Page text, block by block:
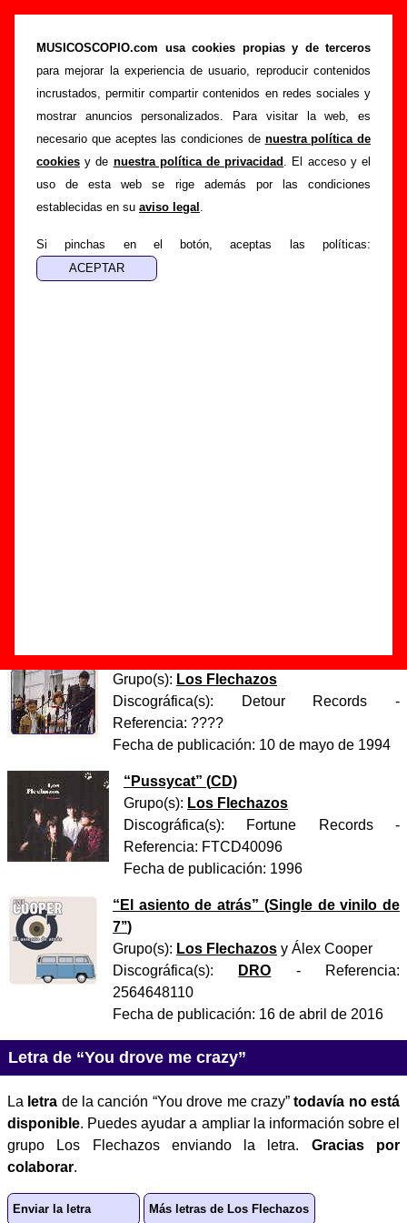
MUSICOSCOPIO.com usa cookies propias y de terceros
para mejorar la experiencia de usuario, reproducir contenidos
incrustados, permitir compartir contenidos en redes sociales y
mostrar anuncios personalizados. Para visitar la web, es
necesario que aceptes las condiciones de nuestra política de
cookies y de nuestra política de privacidad . El acceso y el
uso de esta web se rige además por las condiciones
establecidas en su aviso legal .
Si pinchas en el botón, aceptas las políticas:
“You drove me crazy”, canción de Los
Flechazos (Letra e información)
Portada >Los Flechazos > Canciones >You drove me crazy
Esta página pretende recopilar todo tipo de información
sobre lacanción "You drove me crazy" interpretada por
Los Flechazos . Además de su letra, también aparecerá
información sobre el autor o los autores, sobre los discos en
los que está incluido este tema, sobre la grabación del
encuentras errores o tienes información adicional, puedes
ayudar a
completar esta información
“Try it” (Single de vinilo de 7’’)
Grupo(s): Los Flechazos
Discográfica(s):
Detour Records -
Referencia: ????
Fecha de publicación: 10 de mayo de 1994
“ Pussycat” (CD)
Grupo(s): Los Flechazos
Discográfica(s): Fortune Records-
Referencia: FTCD40096
Fecha de publicación: 1996
“ El asiento de atrás” (Single de vinilo de
7’’)
Grupo(s): Los Flechazos y Álex Cooper
Discográfica(s):
DRO - Referencia:
2564648110
Fecha de publicación: 16 de abril de 2016
Letra de “You drove me crazy”
La letra de la canción “You drove me crazy”todavía no está
disponible. Puedes ayudar a ampliar la información sobre el
grupo Los Flechazos enviando la letra. Gracias por
colaborar.
Enviar la letra Más letras de Los Flechazos